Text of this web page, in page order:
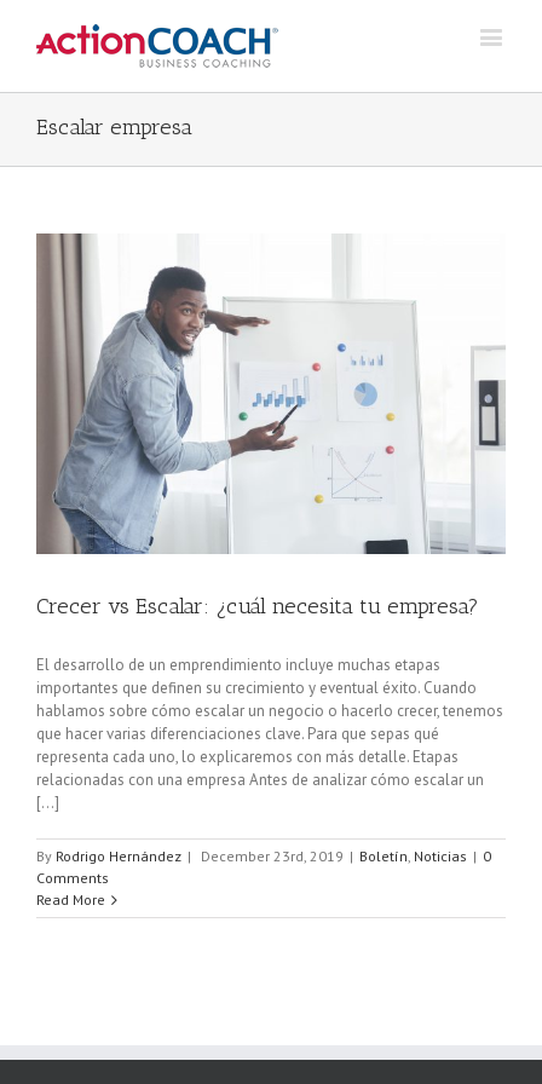
Escalar empresa
Crecer vs Escalar: ¿cuál necesita tu empresa?
El desarrollo de un emprendimiento incluye muchas etapas
importantes que definen su crecimiento y eventual éxito. Cuando
hablamos sobre cómo escalar un negocio o hacerlo crecer, tenemos
que hacer varias diferenciaciones clave. Para que sepas qué
representa cada uno, lo explicaremos con más detalle. Etapas
relacionadas con una empresa Antes de analizar cómo escalar un
[...]
By Rodrigo Hernández | December 23rd, 2019 | Boletín, Noticias | 0
Comments
Read More